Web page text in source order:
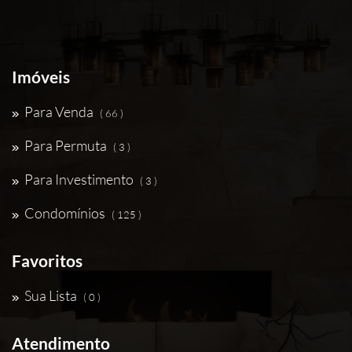
Imóveis
Para Venda ( 66 )
Para Permuta ( 3 )
Para Investimento ( 3 )
Condomínios ( 125 )
Favoritos
Sua Lista ( 0 )
Atendimento